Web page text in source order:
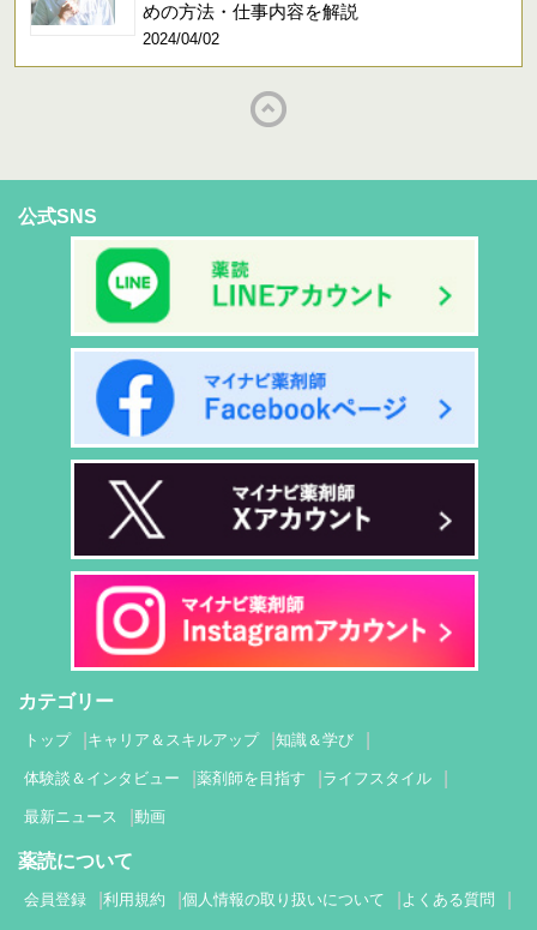
めの方法・仕事内容を解説
2024/04/02
公式SNS
カテゴリー
トップ キャリア＆スキルアップ 知識＆学び
体験談＆インタビュー 薬剤師を目指す ライフスタイル
最新ニュース 動画
薬読について
会員登録 利用規約 個人情報の取り扱いについて よくある質問